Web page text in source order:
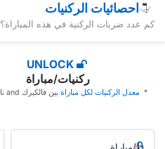
احصائيات الركنيات
كم عدد ضربات الركنية في هذه المباراة؟
UNLOCK
ركنيات/مباراة
* ‏ ‏معدل الركنيات لكل مباراة ‏بين فالكيرك and نادي دوندي